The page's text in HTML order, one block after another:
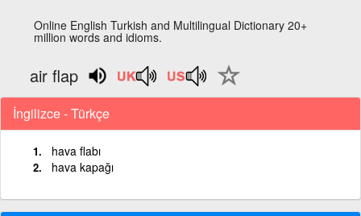
Online English Turkish and Multilingual Dictionary 20+
million words and idioms.
air flap
İngilizce - Türkçe
hava flabı
hava kapağı